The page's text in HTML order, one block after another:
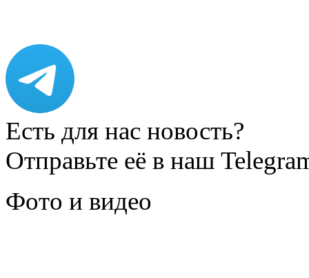
Есть для нас новость?
Отправьте её в наш
Фото и видео